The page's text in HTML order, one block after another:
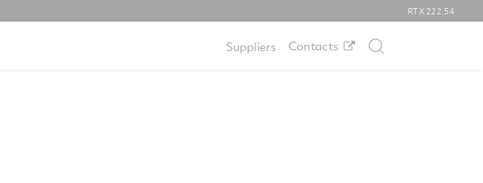
RTX 222.54
Suppliers Contacts